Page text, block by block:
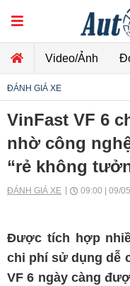
Video/Ảnh
ĐÁNH GIÁ XE
VinFast VF 6
nhờ công
“rẻ không
ĐÁNH GIÁ XE 09:00 | 09/
Được tích hợp
chi phí sử dụng dễ
VF 6 ngày càng